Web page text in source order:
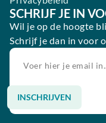
SCHRIJF JE IN
Wil je op de hoogte
Schrijf je dan in voor
INSCHRIJVEN
Alternative: